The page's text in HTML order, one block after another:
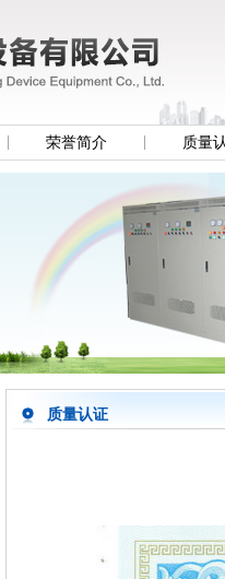
荣誉简介 质量
质量认证